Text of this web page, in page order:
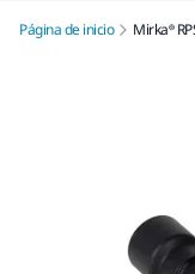
Página de inicio Mirka®